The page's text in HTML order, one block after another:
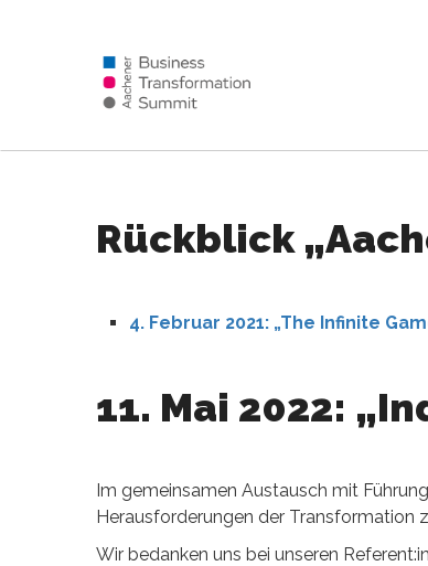
Rückblick
4. Februar 2021: „The Infinite
11. Mai 2022:
Im gemeinsamen Austausch mit
Herausforderungen der Transformation
Wir bedanken uns bei unseren